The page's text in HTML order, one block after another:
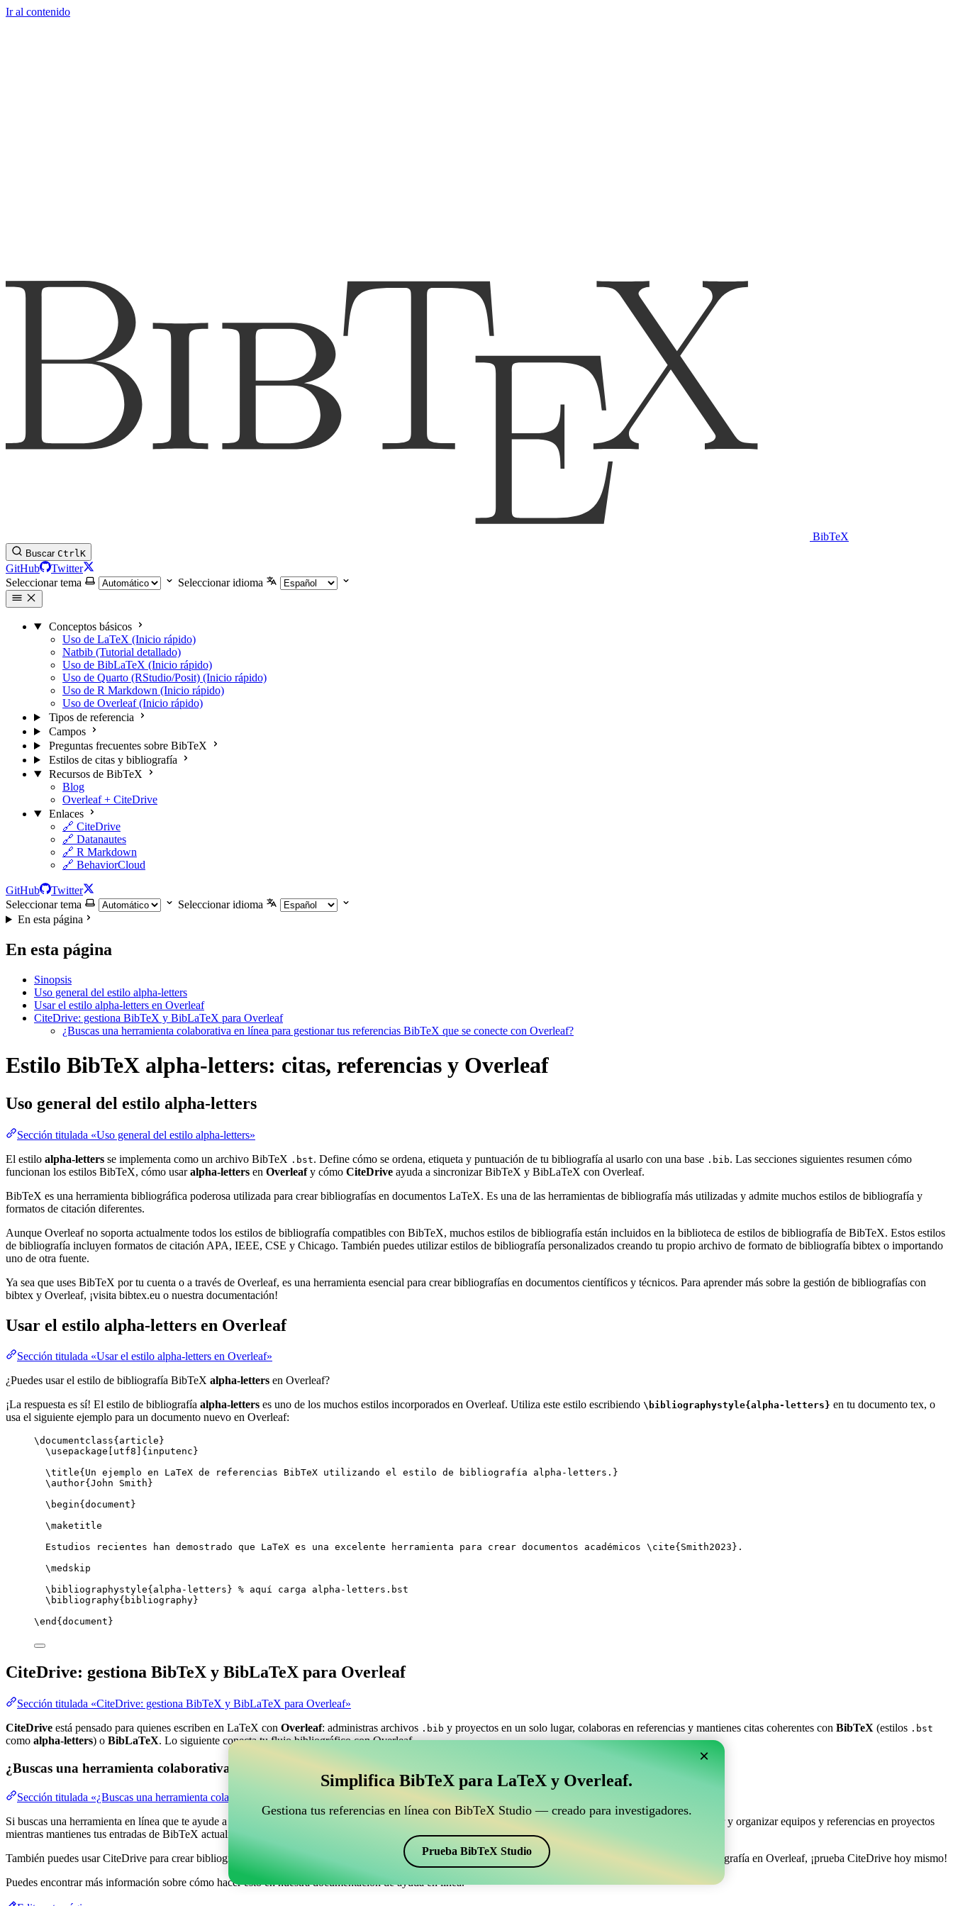
Ir al contenido
BibTeX
Buscar CtrlK
GitHub
Twitter
Seleccionar tema
Seleccionar idioma
Conceptos básicos
Uso de LaTeX (Inicio rápido)
Natbib (Tutorial detallado)
Uso de BibLaTeX (Inicio rápido)
Uso de Quarto (RStudio/Posit) (Inicio rápido)
Uso de R Markdown (Inicio rápido)
Uso de Overleaf (Inicio rápido)
Tipos de referencia
Campos
Preguntas frecuentes sobre BibTeX
Estilos de citas y bibliografía
Recursos de BibTeX
Blog
Overleaf + CiteDrive
Enlaces
🔗 CiteDrive
🔗 Datanautes
🔗 R Markdown
🔗 BehaviorCloud
GitHub
Twitter
Seleccionar tema
Seleccionar idioma
En esta página
En esta página
Sinopsis
Uso general del estilo alpha-letters
Usar el estilo alpha-letters en Overleaf
CiteDrive: gestiona BibTeX y BibLaTeX para Overleaf
¿Buscas una herramienta colaborativa en línea para gestionar tus referencias BibTeX que se conecte con Overleaf?
Estilo BibTeX alpha-letters: citas, referencias y Overleaf
Uso general del estilo alpha-letters
Sección titulada «Uso general del estilo alpha-letters»
El estilo alpha-letters se implementa como un archivo BibTeX .bst. Define cómo se ordena, etiqueta y puntuación de tu bibliografía al usarlo con una base .bib. Las secciones siguientes resumen cómo
funcionan los estilos BibTeX, cómo usaralpha-letters en Overleafy cómo CiteDrive ayuda a sincronizar BibTeX y BibLaTeX con Overleaf.
BibTeX es una herramienta bibliográfica poderosa utilizada para crear bibliografías en documentos LaTeX. Es una de las herramientas de bibliografía más utilizadas y admite muchos estilos de bibliografía y
formatos de citación diferentes.
Aunque Overleaf no soporta actualmente todos los estilos de bibliografía compatibles con BibTeX, muchos estilos de bibliografía están incluidos en la biblioteca de estilos de bibliografía de BibTeX. Estos estilos
de bibliografía incluyen formatos de citación APA, IEEE, CSE y Chicago. También puedes utilizar estilos de bibliografía personalizados creando tu propio archivo de formato de bibliografía bibtex o importando
uno de otra fuente.
Ya sea que uses BibTeX por tu cuenta o a través de Overleaf, es una herramienta esencial para crear bibliografías en documentos científicos y técnicos. Para aprender más sobre la gestión de bibliografías con
bibtex y Overleaf, ¡visita bibtex.eu o nuestra documentación!
Usar el estilo alpha-letters en Overleaf
Sección titulada «Usar el estilo alpha-letters en Overleaf»
¿Puedes usar el estilo de bibliografía BibTeX alpha-letters en Overleaf?
¡La respuesta es sí! El estilo de bibliografía alpha-letters es uno de los muchos estilos incorporados en Overleaf. Utiliza este estilo escribiendo \bibliographystyle{alpha-letters} en tu documento tex, o
usa el siguiente ejemplo para un documento nuevo en Overleaf:
\documentclass{ article }
\usepackage
utf8 ]{ inputenc }
\title{Un ejemplo en LaTeX de referencias BibTeX utilizando el estilo de bibliografía alpha-letters.}
\author{John Smith}
\begin{ document }
\maketitle
Estudios recientes han demostrado que LaTeX es una excelente herramienta para crear documentos académicos \cite{ Smith2023 }.
\medskip
\bibliographystyle{alpha-letters} % aquí carga alpha-letters.bst
\bibliography{bibliography}
\end { document }
CiteDrive: gestiona BibTeX y BibLaTeX para Overleaf
Sección titulada «CiteDrive: gestiona BibTeX y BibLaTeX para Overleaf»
CiteDrive está pensado para quienes escriben en LaTeX con Overleaf: administras archivos .bib y proyectos en un solo lugar, colaboras en referencias y mantienes citas coherentes con BibTeX (estilos .bst
como alpha-letters) o BibLaTeX. Lo siguiente conecta tu flujo bibliográfico con Overleaf.
¿Buscas una herramienta colaborativa en línea para gestionar tus referencias BibTeX que se conecte con Overleaf?
Sección titulada «¿Buscas una herramienta colaborativa en línea para gestionar tus referencias BibTeX que se conecte con Overleaf?»
Si buscas una herramienta en línea que te ayude a gestionar tus referencias, citas y bibliografía en Overleaf, ¡CiteDrive puede ser perfecta! Te permite coleccionar y organizar equipos y referencias en proyectos
mientras mantienes tus entradas de BibTeX actualizadas en tu proyecto de Overleaf.
También puedes usar CiteDrive para crear bibliografías y citas en varios estilos, incluyendo alpha-letters. Así que si buscas una manera fácil de gestionar tu bibliografía en Overleaf, ¡prueba CiteDrive hoy mismo!
Puedes encontrar más información sobre cómo hacer esto en nuestra documentación de ayuda en línea.
×
Simplifica BibTeX para LaTeX y Overleaf.
Gestiona tus referencias en línea con BibTeX Studio — creado para investigadores.
Prueba BibTeX Studio